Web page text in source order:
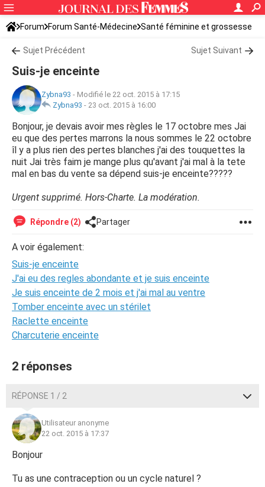
Forum Forum Santé-Médecine Santé féminine et grossesse
Ovulation
Sujet Précédent Sujet Suivant
Suis-je enceinte
Zybna93 - Modifié le 22 oct. 2015 à 17:15
Zybna93 - 23 oct. 2015 à 16:00
Bonjour, je devais avoir mes règles le 17 octobre mes Jai
eu que des pertes marrons la nous sommes le 22 octobre
îl y a plus rien des pertes blanches j'ai des touquettes la
nuit Jai très faim je mange plus qu'avant j'ai mal à la tete
mal en bas du vente sa dépend suis-je enceinte?????
Urgent supprimé. Hors-Charte. La modération.
Répondre (2) Partager
A voir également:
Suis-je enceinte
J'ai eu des regles abondante et je suis enceinte
Je suis enceinte de 2 mois et j'ai mal au ventre
Tomber enceinte avec un stérilet
Raclette enceinte
Charcuterie enceinte
2 réponses
RÉPONSE 1 / 2
Utilisateur anonyme
22 oct. 2015 à 17:37
Bonjour
Tu as une contraception ou un cycle naturel ?